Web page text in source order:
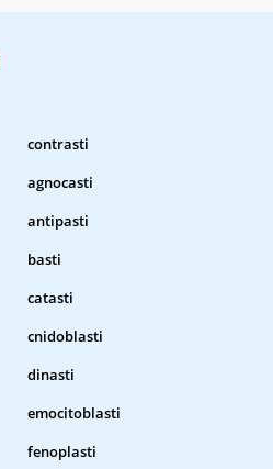
contrasti
agnocasti
antipasti
basti
catasti
cnidoblasti
dinasti
emocitoblasti
fenoplasti